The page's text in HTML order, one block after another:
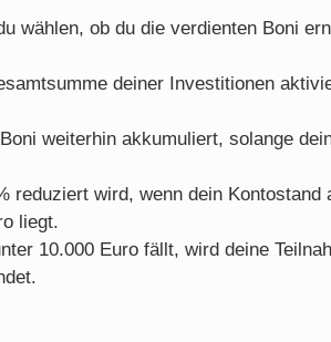
wählen, ob du die verdienten Boni
deiner Investitionen
weiterhin akkumuliert, solange
reduziert wird, wenn dein Kontostand
liegt.
10.000 Euro fällt, wird deine